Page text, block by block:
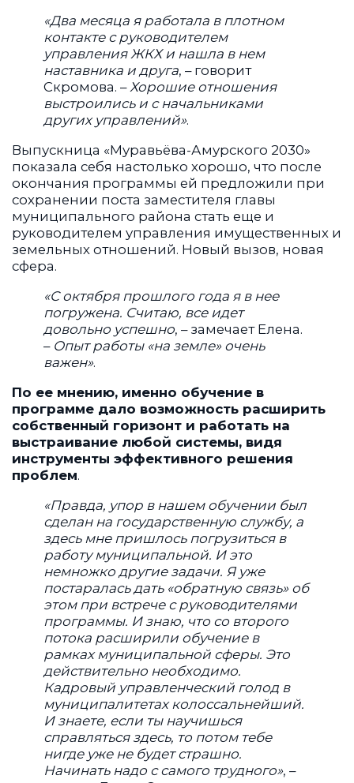
«Два месяца я работала в плотном
контакте с руководителем
управления ЖКХ и нашла в нем
наставника и друга, – говорит
Скромова. –Хорошие отношения
выстроились и с начальниками
других управлений».
Выпускница «Муравьёва-Амурского 2030»
показала себя настолько хорошо, что после
окончания программы ей предложили при
сохранении поста заместителя главы
муниципального района стать еще и
руководителем управления имущественных и
земельных отношений. Новый вызов, новая
сфера.
«С октября прошлого года я в нее
погружена. Считаю, все идет
довольно успешно, – замечает Елена.
– Опыт работы «на земле» очень
важен».
По ее мнению, именно обучение в
программе дало возможность расширить
собственный горизонт и работать на
выстраивание любой системы, видя
инструменты эффективного решения
проблем.
«Правда, упор в нашем обучении был
сделан на государственную службу, а
здесь мне пришлось погрузиться в
работу муниципальной. И это
немножко другие задачи. Я уже
постаралась дать «обратную связь» об
этом при встрече с руководителями
программы. И знаю, что со второго
потока расширили обучение в
рамках муниципальной сферы. Это
действительно необходимо.
Кадровый управленческий голод в
муниципалитетах колоссальнейший.
И знаете, если ты научишься
справляться здесь, то потом тебе
нигде уже не будет страшно.
Начинать надо с самого трудного», –